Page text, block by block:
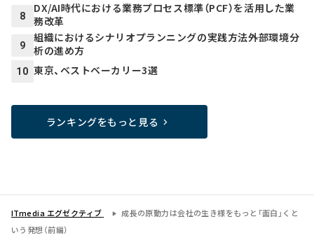
8
DX/AI時代における業務プロセス標準（PCF）を活用した業
務改革
9
組織におけるシナリオプランニングの実践方法――外部環境分
析の進め方
10 東京、ベストベーカリー3選
ランキングをもっと見る
ITmedia エグゼクティブ
成長の原動力は会社の生き様をもっと「面白」くと
いう発想（前編）